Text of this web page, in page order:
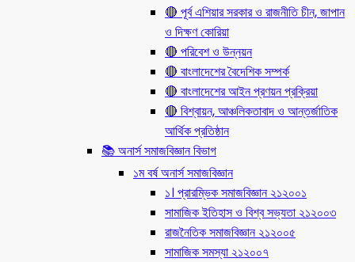
🔴 পূর্ব এশিয়ার সরকার ও রাজনীতি চীন, জাপান
ও দিক্ষণ কোরিয়া
🔴 পরিবেশ ও উন্নয়ন
🔴 বাংলাদেশের বৈদেশিক সম্পর্ক
🔴 বাংলাদেশের আইন প্রণয়ন প্রক্রিয়া
🔴 বিশ্বায়ন, আঞ্চলিকতাবাদ ও আন্তর্জাতিক
আর্থিক প্রতিষ্ঠান
📚 অনার্স সমাজবিজ্ঞান বিভাগ
১ম বর্ষ অনার্স সমাজবিজ্ঞান
১। প্রারম্ভিক সমাজবিজ্ঞান ২১২০০১
সামাজিক ইতিহাস ও বিশ্ব সভ্যতা ২১২০০৩
রাজনৈতিক সমাজবিজ্ঞান ২১২০০৫
সামাজিক সমস্যা ২১২০০৭